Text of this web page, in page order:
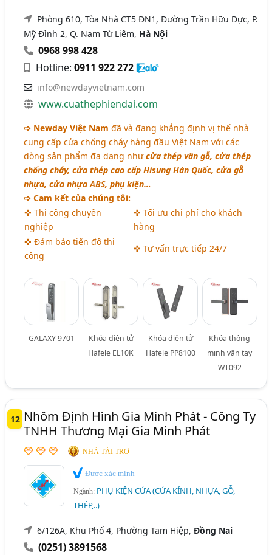
Phòng 610, Tòa Nhà CT5 ĐN1, Đường Trần Hữu Dực, P.
Mỹ Đình 2, Q. Nam Từ Liêm, Hà Nội
0968 998 428
Hotline:0911 922 272
info@newdayvietnam.com
www.cuathephiendai.com
➩ Newday Việt Nam đã và đang khẳng định vị thế nhà
cung cấp cửa chống cháy hàng đầu Việt Nam với các
dòng sản phẩm đa dạng nhưcửa thép vân gỗ, cửa thép
chống cháy, cửa thép cao cấp Hisung Hàn Quốc, cửa gỗ
nhựa, cửa nhựa ABS, phụ kiện…
➩Cam kết của chúng tôi:
✜ Thi công chuyên
nghiệp
✜ Tối ưu chi phí cho khách
hàng
✜ Đảm bảo tiến độ thi
công
✜ Tư vấn trực tiếp 24/7
GALAXY 9701
Khóa điện tử
Hafele EL10K
Khóa điện tử
Hafele PP8100
Khóa thông
minh vân tay
WT092
12 Nhôm Định Hình Gia Minh Phát - Công Ty
TNHH Thương Mại Gia Minh Phát
NHÀ TÀI TRỢ
Được xác minh
Ngành: PHỤ KIỆN CỬA (CỬA KÍNH, NHỰA, GỖ,
THÉP,..)
6/126A, Khu Phố 4, Phường Tam Hiệp,Đồng Nai
(0251) 3891568